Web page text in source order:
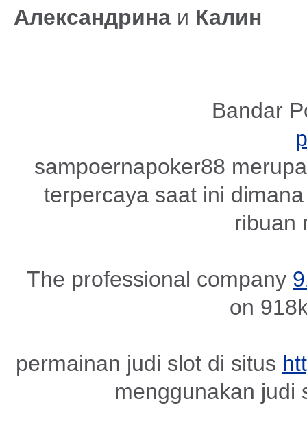
Александрина и Калин
Bandar
sampoernapoker88
terpercaya saat ini
ribuan
The professional company
on
permainan judi slot di situs
menggunakan judi